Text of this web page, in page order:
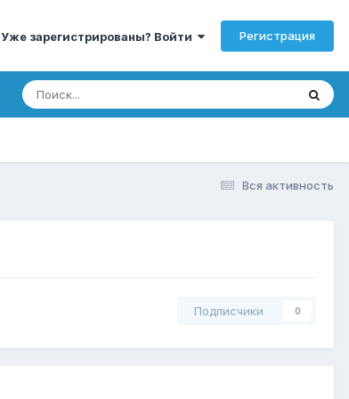
Уже зарегистрированы? Войти Регистрация
Вся активность
Подписчики 0